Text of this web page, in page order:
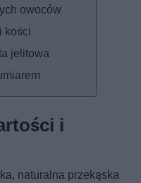
owoców
kości
jelitowa
i
naturalna przekąska